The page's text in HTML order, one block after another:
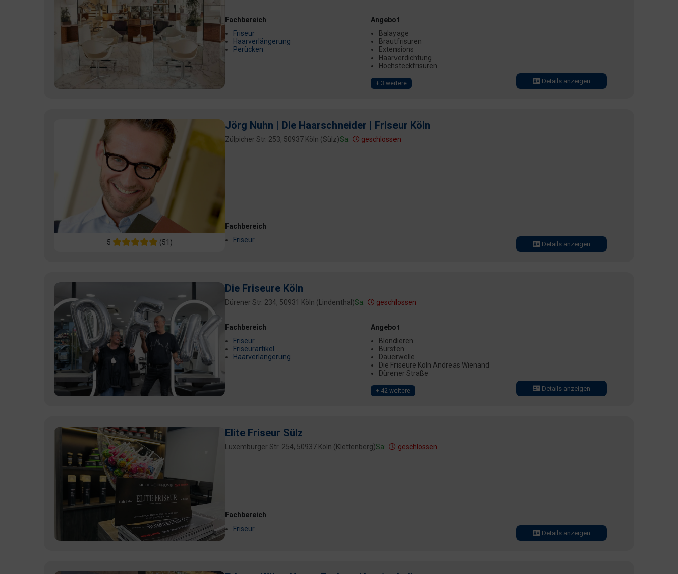
Fachbereich
Friseur
Haarverlängerung
Perücken
Angebot
Balayage
Brautfrisuren
Extensions
Haarverdichtung
Hochsteckfrisuren
+ 3 weitere Details anzeigen
5 (51)
Jörg Nuhn | Die Haarschneider | Friseur Köln
Zülpicher Str. 253, 50937 Köln (Sülz)Sa: geschlossen
Fachbereich
Friseur
Details anzeigen
Die Friseure Köln
Dürener Str. 234, 50931 Köln (Lindenthal)Sa: geschlossen
Fachbereich
Friseur
Friseurartikel
Haarverlängerung
Angebot
Blondieren
Bürsten
Dauerwelle
Die Friseure Köln Andreas Wienand
Dürener Straße
+ 42 weitere Details anzeigen
Elite Friseur Sülz
Luxemburger Str. 254, 50937 Köln (Klettenberg)Sa: geschlossen
Fachbereich
Friseur
Details anzeigen